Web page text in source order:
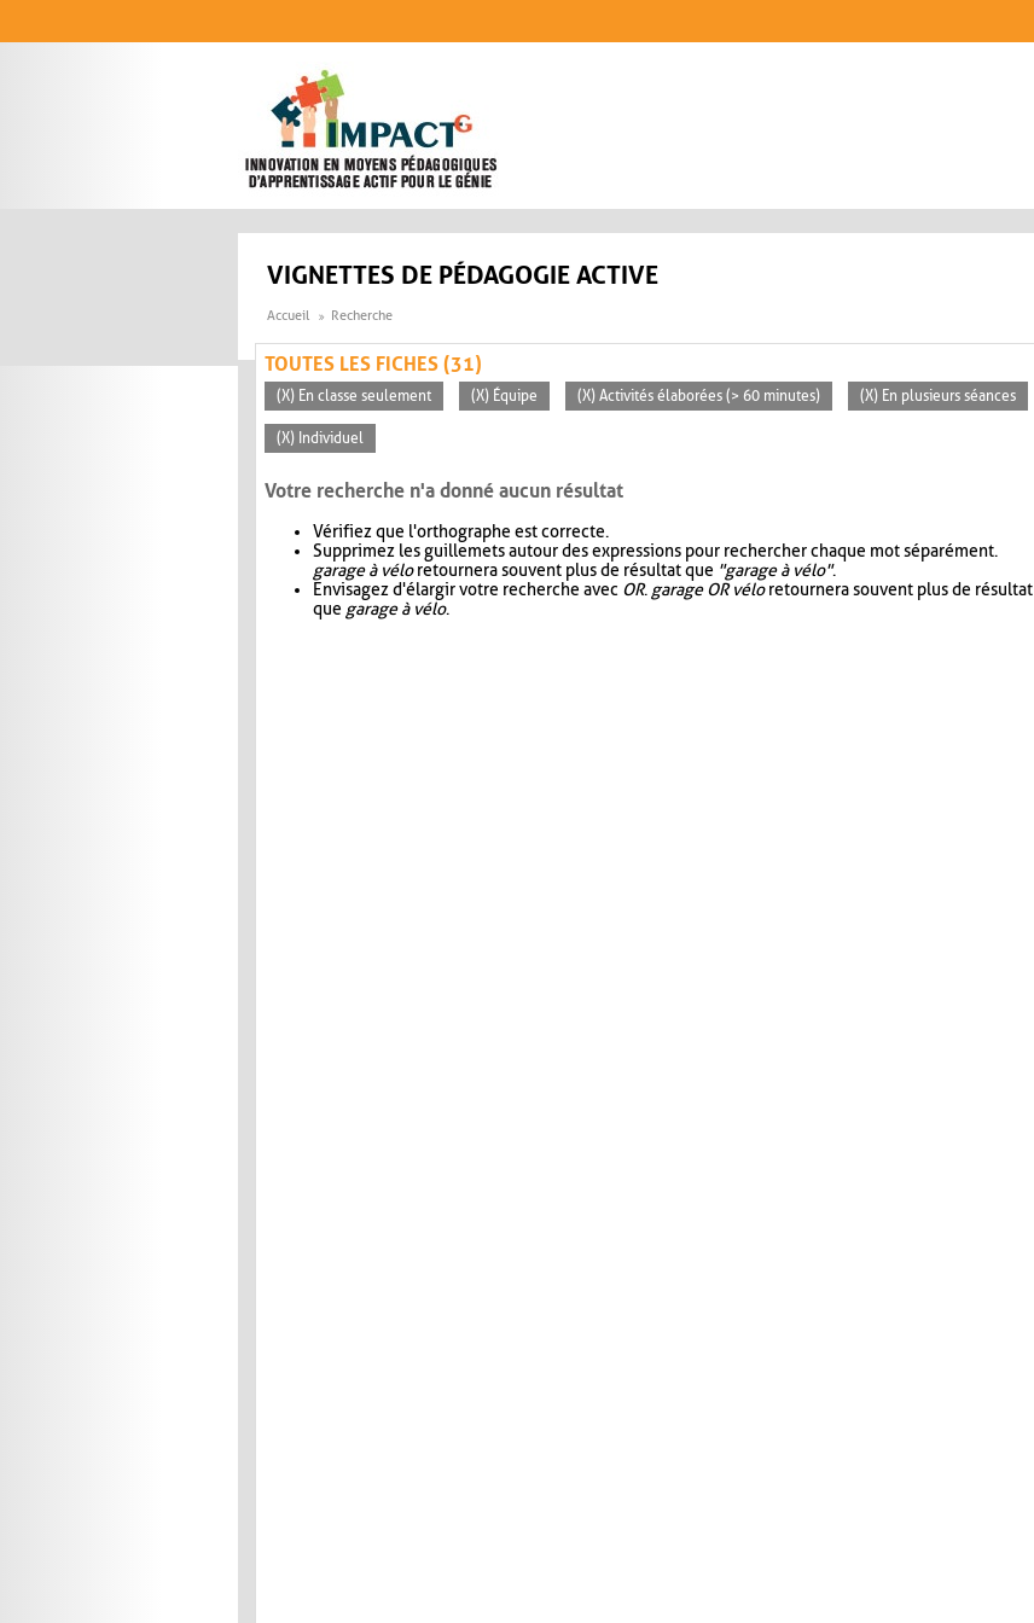
VIGNETTES DE PÉDAGOGIE ACTIVE
Accueil Recherche
TOUTES LES FICHES (31)
(X) En classe seulement (X) Équipe (X) Activités élaborées (> 60 minutes) (X) En plusieurs séances
(X) Individuel
Votre recherche n'a donné aucun résultat
Vérifiez que l'orthographe est correcte.
Supprimez les guillemets autour des expressions pour rechercher chaque mot séparément.
garage à véloretournera souvent plus de résultat que "garage à vélo".
Envisagez d'élargir votre recherche avec OR. garage OR véloretournera souvent plus de résultat
que garage à vélo.